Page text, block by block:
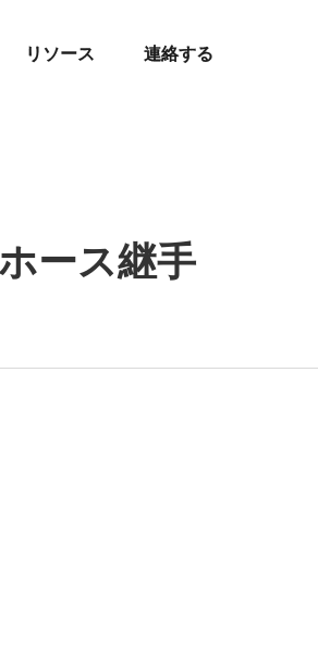
リソース 連絡する
ース継手